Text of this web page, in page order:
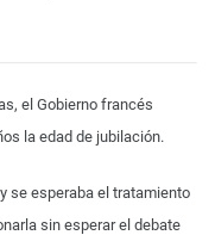
el Gobierno francés
la edad de jubilación.
se esperaba el tratamiento
sin esperar el debate